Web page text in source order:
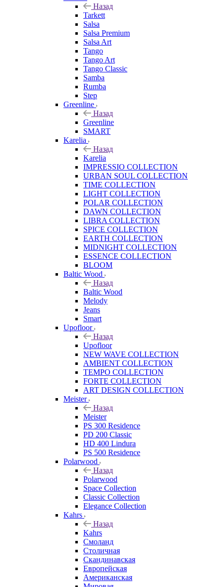
Назад
Tarkett
Salsa
Salsa Premium
Salsa Art
Tango
Tango Art
Tango Classic
Samba
Rumba
Step
Greenline
Назад
Greenline
SMART
Karelia
Назад
Karelia
IMPRESSIO COLLECTION
URBAN SOUL COLLECTION
TIME COLLECTION
LIGHT COLLECTION
POLAR COLLECTION
DAWN COLLECTION
LIBRA COLLECTION
SPICE COLLECTION
EARTH COLLECTION
MIDNIGHT COLLECTION
ESSENCE COLLECTION
BLOOM
Baltic Wood
Назад
Baltic Wood
Melody
Jeans
Smart
Upofloor
Назад
Upofloor
NEW WAVE COLLECTION
AMBIENT COLLECTION
TEMPO COLLECTION
FORTE COLLECTION
ART DESIGN COLLECTION
Meister
Назад
Meister
PS 300 Residence
PD 200 Classic
HD 400 Lindura
PS 500 Residence
Polarwood
Назад
Polarwood
Space Collection
Classic Collection
Elegance Collection
Kahrs
Назад
Kahrs
Смоланд
Столичная
Скандинавская
Европейская
Американская